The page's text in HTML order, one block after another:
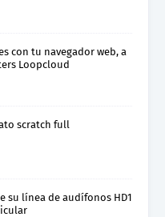
con tu navegador web, a
Loopcloud
scratch full
su línea de audífonos HD1